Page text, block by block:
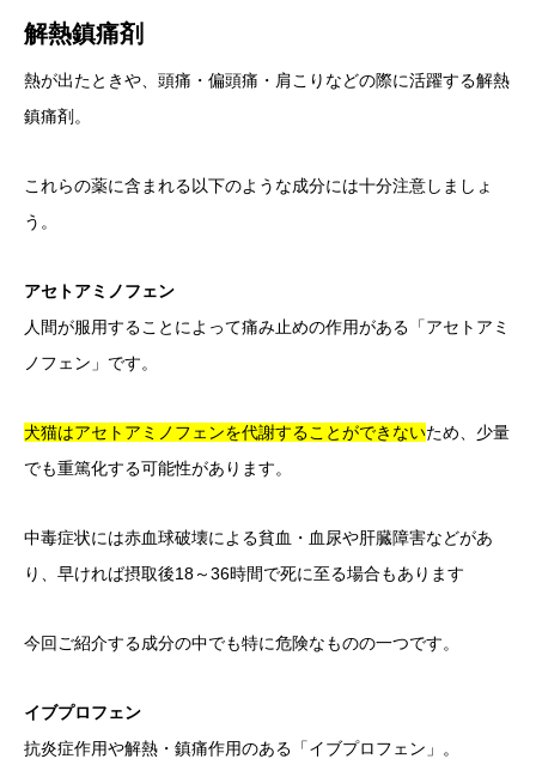
解熱鎮痛剤
熱が出たときや、頭痛・偏頭痛・肩こりなどの際に活躍する解熱
鎮痛剤。
これらの薬に含まれる以下のような成分には十分注意しましょ
う。
アセトアミノフェン
人間が服用することによって痛み止めの作用がある「アセトアミ
ノフェン」です。
犬猫はアセトアミノフェンを代謝することができないため、少量
でも重篤化する可能性があります。
中毒症状には赤血球破壊による貧血・血尿や肝臓障害などがあ
り、早ければ摂取後18～36時間で死に至る場合もあります
今回ご紹介する成分の中でも特に危険なものの一つです。
イブプロフェン
抗炎症作用や解熱・鎮痛作用のある「イブプロフェン」。